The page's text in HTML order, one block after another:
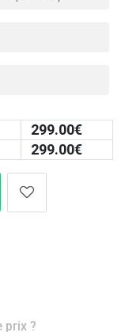
299.00€
299.00€
prix ?